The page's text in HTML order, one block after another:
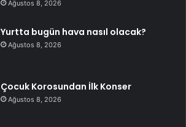
Ağustos 8, 2026
Yurtta bugün hava nasıl olacak?
Ağustos 8, 2026
Çocuk Korosundan İlk Konser
Ağustos 8, 2026